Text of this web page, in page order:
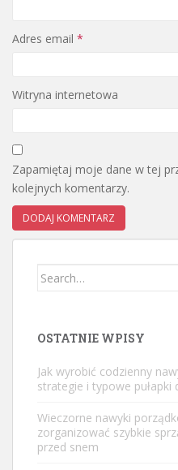
Adres email *
Witryna internetowa
Zapamiętaj moje dane w tej
kolejnych komentarzy.
Search
OSTATNIE WPISY
Jak wyrobić codzienny
strategie i typowe pułapki
Wieczorne nawyki
zorganizować szybkie
przed snem